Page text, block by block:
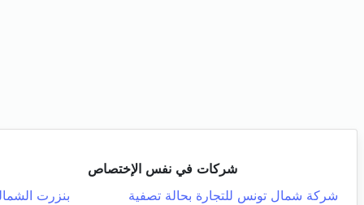
شركات في نفس الإختصاص
شركة شمال تونس للتجارة بحالة تصفية
بنزرت